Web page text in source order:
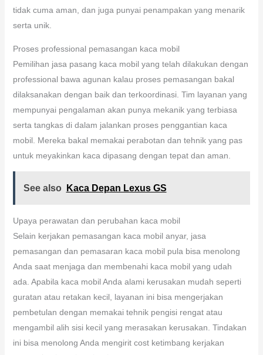
tidak cuma aman, dan juga punyai penampakan yang menarik
serta unik.
Proses professional pemasangan kaca mobil
Pemilihan jasa pasang kaca mobil yang telah dilakukan dengan
professional bawa agunan kalau proses pemasangan bakal
dilaksanakan dengan baik dan terkoordinasi. Tim layanan yang
mempunyai pengalaman akan punya mekanik yang terbiasa
serta tangkas di dalam jalankan proses penggantian kaca
mobil. Mereka bakal memakai perabotan dan tehnik yang pas
untuk meyakinkan kaca dipasang dengan tepat dan aman.
See also Kaca Depan Lexus GS
Upaya perawatan dan perubahan kaca mobil
Selain kerjakan pemasangan kaca mobil anyar, jasa
pemasangan dan pemasaran kaca mobil pula bisa menolong
Anda saat menjaga dan membenahi kaca mobil yang udah
ada. Apabila kaca mobil Anda alami kerusakan mudah seperti
guratan atau retakan kecil, layanan ini bisa mengerjakan
pembetulan dengan memakai tehnik pengisi rengat atau
mengambil alih sisi kecil yang merasakan kerusakan. Tindakan
ini bisa menolong Anda mengirit cost ketimbang kerjakan